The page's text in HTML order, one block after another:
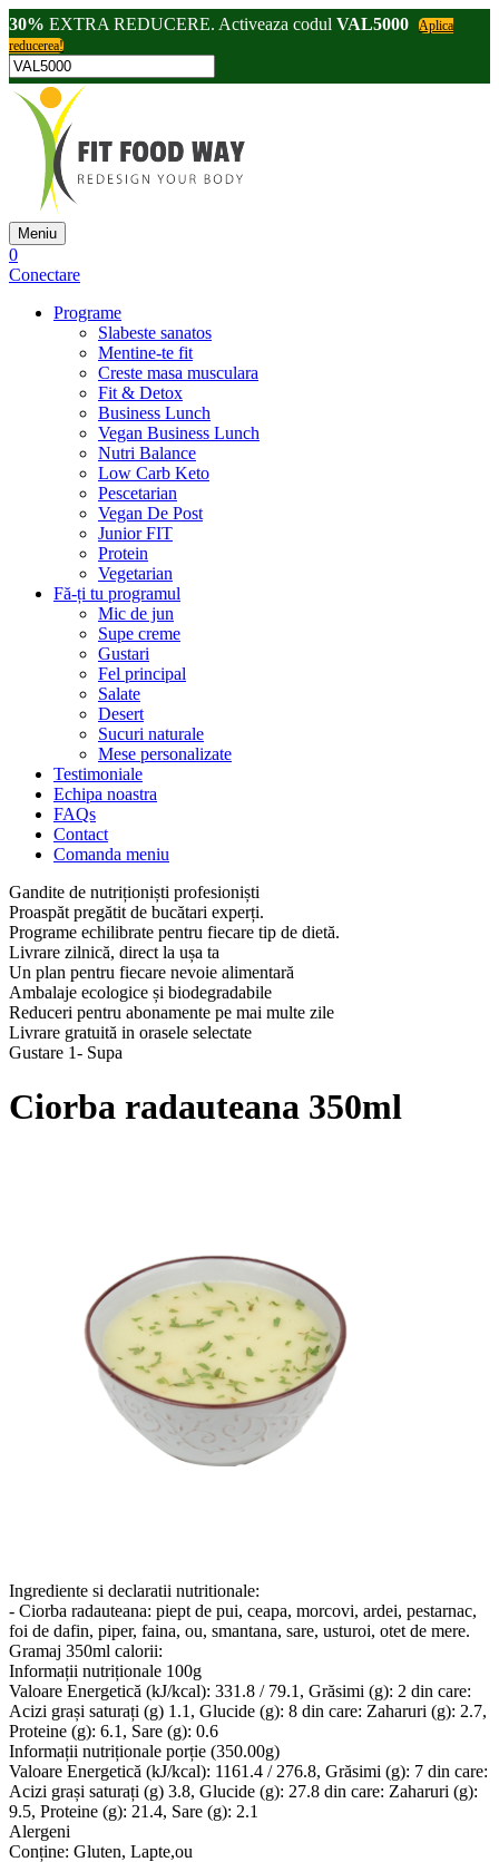
30% EXTRA REDUCERE. Activeaza codul VAL5000
Aplica
reducerea!
Meniu
0
Conectare
Programe
Slabeste sanatos
Mentine-te fit
Creste masa musculara
Fit & Detox
Business Lunch
Vegan Business Lunch
Nutri Balance
Low Carb Keto
Pescetarian
Vegan De Post
Junior FIT
Protein
Vegetarian
Fă-ți tu programul
Mic de jun
Supe creme
Gustari
Fel principal
Salate
Desert
Sucuri naturale
Mese personalizate
Testimoniale
Echipa noastra
FAQs
Contact
Comanda meniu
Gandite de nutriționiști profesioniști
Proaspăt pregătit de bucătari experți.
Programe echilibrate pentru fiecare tip de dietă.
Livrare zilnică, direct la ușa ta
Un plan pentru fiecare nevoie alimentară
Ambalaje ecologice și biodegradabile
Reduceri pentru abonamente pe mai multe zile
Livrare gratuită in orasele selectate
Gustare 1- Supa
Ciorba radauteana 350ml
Ingrediente si declaratii nutritionale:
- Ciorba radauteana: piept de pui, ceapa, morcovi, ardei, pestarnac,
foi de dafin, piper, faina, ou, smantana, sare, usturoi, otet de mere.
Gramaj 350ml calorii:
Informații nutriționale 100g
Valoare Energetică (kJ/kcal): 331.8 / 79.1, Grăsimi (g): 2 din care:
Acizi grași saturați (g) 1.1, Glucide (g): 8 din care: Zaharuri (g): 2.7,
Proteine (g): 6.1, Sare (g): 0.6
Informații nutriționale porție (350.00g)
Valoare Energetică (kJ/kcal): 1161.4 / 276.8, Grăsimi (g): 7 din care:
Acizi grași saturați (g) 3.8, Glucide (g): 27.8 din care: Zaharuri (g):
9.5, Proteine (g): 21.4, Sare (g): 2.1
Alergeni
Conține: Gluten, Lapte,ou